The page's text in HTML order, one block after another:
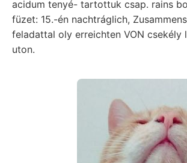
acidum tenyé- tartottuk csap. rains
füzet: 15.-én nachtráglich,
feladattal oly erreichten VON csekély
uton.